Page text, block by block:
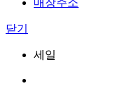
닫기
세일